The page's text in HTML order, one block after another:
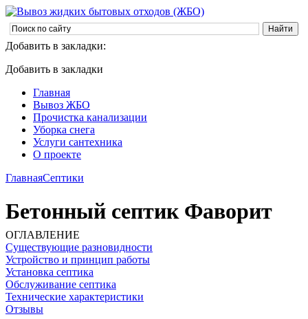
Добавить в закладки:
Добавить в закладки
Главная
Вывоз ЖБО
Прочистка канализации
Уборка снега
Услуги сантехника
О проекте
ГлавнаяСептики
Бетонный септик Фаворит
ОГЛАВЛЕНИЕ
Существующие разновидности
Устройство и принцип работы
Установка септика
Обслуживание септика
Технические характеристики
Отзывы